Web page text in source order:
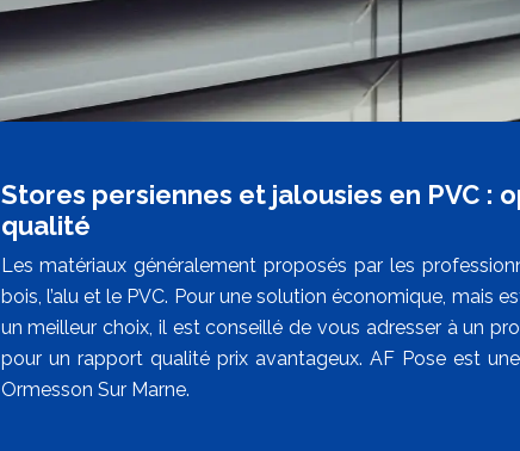
Stores persiennes et jalousies en PVC :
qualité
Les matériaux généralement proposés par les
bois, l’alu et le PVC. Pour une solution économique, mais
un meilleur choix, il est conseillé de vous adresser à un
pour un rapport qualité prix avantageux. AF Pose est
Ormesson Sur Marne.